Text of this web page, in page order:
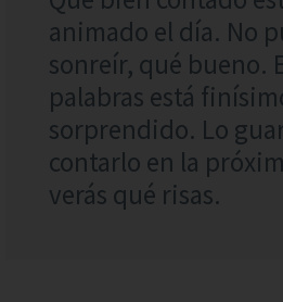
animado el día. No
sonreír, qué bueno.
palabras está
sorprendido. Lo
contarlo en la
verás qué risas.